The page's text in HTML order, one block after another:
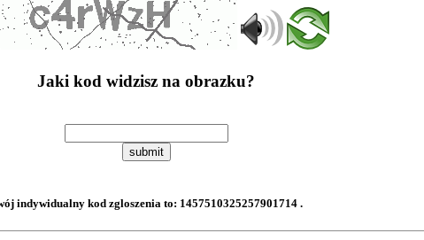
Jaki kod widzisz na obrazku?
submit
indywidualny kod zgloszenia to: 1457510325257901714 .